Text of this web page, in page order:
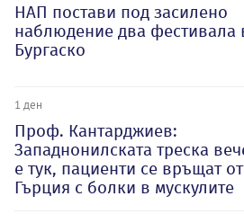
НАП постави под засилено
наблюдение два фестивала
Бургаско
1 ден
Проф. Кантарджиев:
Западнонилската треска
е тук, пациенти се връщат от
Гърция с болки в мускулите